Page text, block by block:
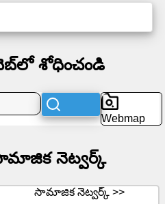
శోధించండి
Webmap
నెట్వర్క్
సామాజిక నెట్వర్క్ >>